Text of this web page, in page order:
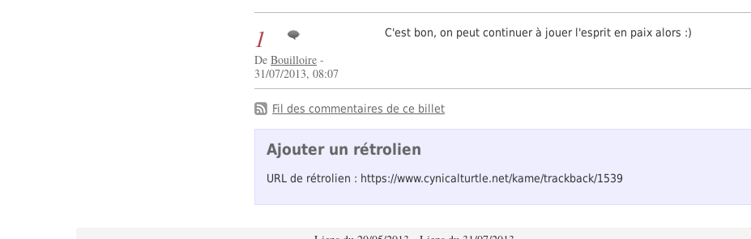
1
DeBouilloire -
31/07/2013, 08:07
C'est bon, on peut continuer à jouer l'esprit en paix alors :)
Fil des commentaires de ce billet
Ajouter un rétrolien
URL de rétrolien : https://www.cynicalturtle.net/kame/trackback/1539